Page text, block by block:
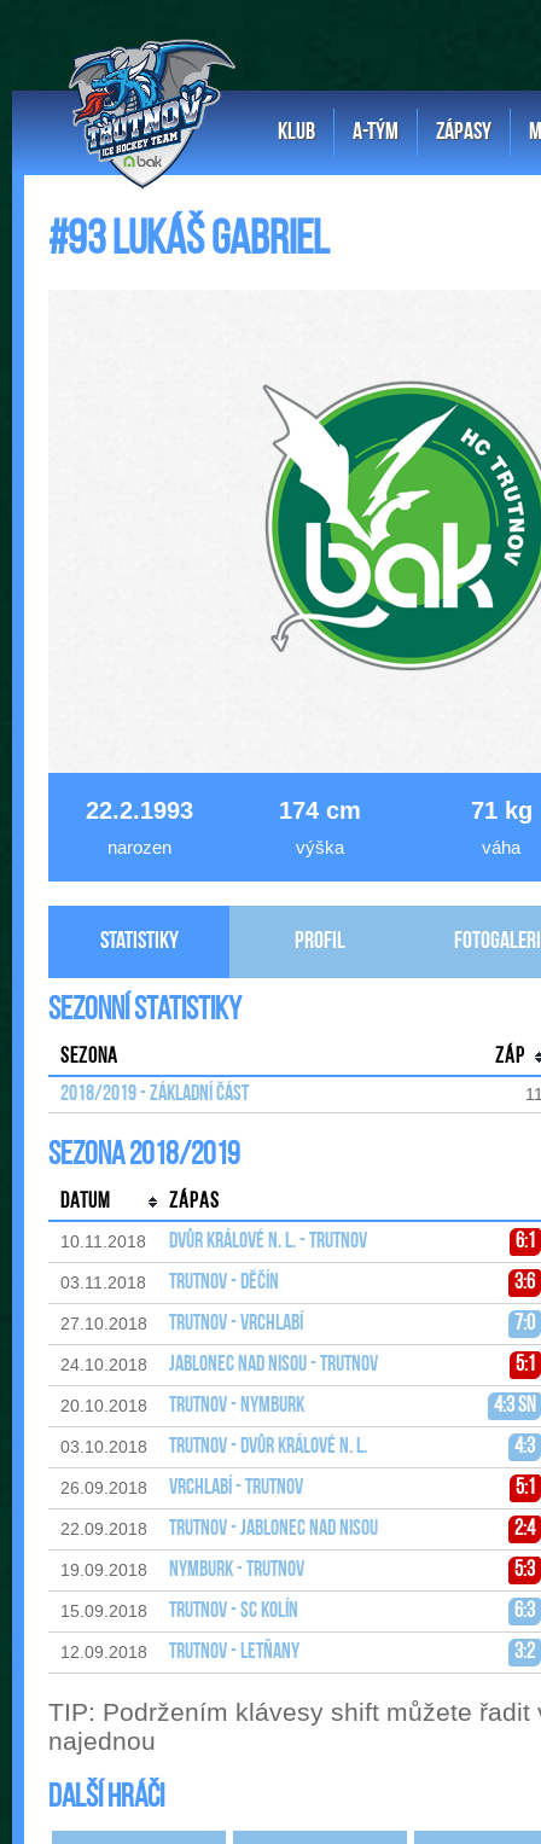
KLUB A-TÝM ZÁPASY
#93 Lukáš Gabriel
22.2.1993
narozen
174 cm
výška
71 kg
váha
Statistiky Profil
Sezonní statistiky
Sezona
Záp
2018/2019 - Základní část
Sezona 2018/2019
Datum Zápas
10.11.2018 Dvůr Králové n. L. - Trutnov 6:1
03.11.2018 Trutnov - Děčín 3:6
27.10.2018 Trutnov - Vrchlabí 7:0
24.10.2018 Jablonec nad Nisou - Trutnov 5:1
20.10.2018 Trutnov - Nymburk 4:3 sn
03.10.2018 Trutnov - Dvůr Králové n. L. 4:3
26.09.2018 Vrchlabí - Trutnov 5:1
22.09.2018 Trutnov - Jablonec nad Nisou 2:4
19.09.2018 Nymburk - Trutnov 5:3
15.09.2018 Trutnov - SC Kolín 6:3
12.09.2018 Trutnov - Letňany 3:2
TIP: Podržením klávesy shift můžete řadit
najednou
Další hráči